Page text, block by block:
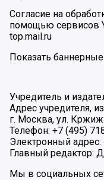
Согласие на
помощью сервисов
top.mail.ru
Показать
Учредитель и
Адрес учредителя,
г. Москва, ул.
Телефон: +7 (495)
Электронный адрес:
Главный редактор:
Мы в социальных